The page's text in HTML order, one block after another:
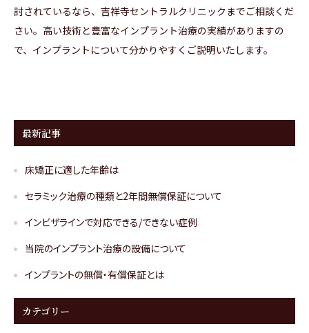
討されているなら、吉祥寺セントラルクリニックまでご相談くだ
さい。高い技術と豊富なインプラント治療の実績がありますの
で、インプラントについて分かりやすくご説明いたします。
最新記事
床矯正に適した年齢は
セラミック治療の種類と2年間無償保証について
インビザラインで対応できる/できない症例
当院のインプラント治療の設備について
インプラントの無償・有償保証とは
カテゴリー